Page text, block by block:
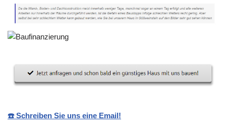
☎️ Schreiben Sie uns eine Email!